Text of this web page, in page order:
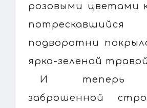
розовыми цветами
потрескавшийся
подворотни
ярко-зеленой
И теперь
заброшенной